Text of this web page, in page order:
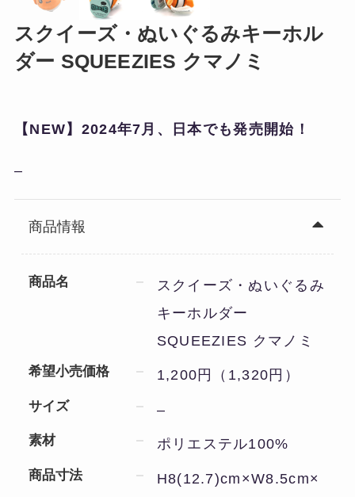
スクイーズ・ぬいぐるみキーホル
ダー SQUEEZIES クマノミ
【NEW】2024年7月、日本でも発売開始！
–
商品情報
商品名
スクイーズ・ぬいぐるみ
キーホルダー
SQUEEZIES クマノミ
希望小売価格 1,200円（1,320円）
サイズ –
素材 ポリエステル100%
商品寸法
H8(12.7)cm×W8.5cm×